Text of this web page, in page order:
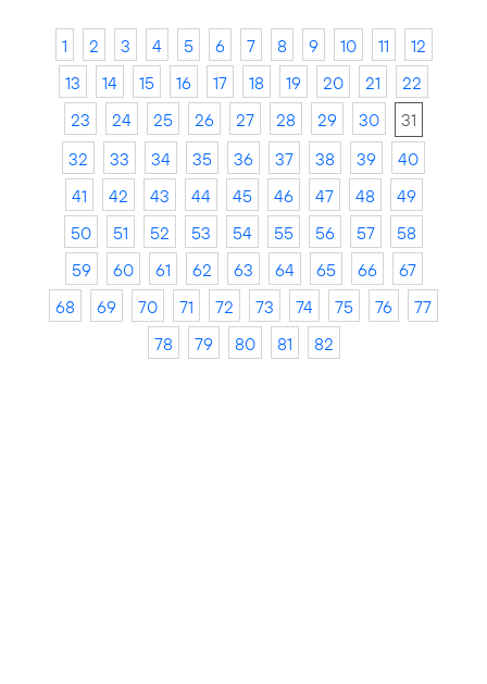
1 2 3 4 5 6 7 8 9 10 11
12
13
14 15 16 17 18 19 20 21
22
23
24 25 26 27 28 29 30
31
32
33 34 35 36 37 38 39
40
41
42 43 44 45 46 47 48
49
50
51 52 53 54 55 56 57
58
59
60 61 62 63 64 65 66
67
68
69 70 71 72 73 74 75 76
77
78
79 80 81 82